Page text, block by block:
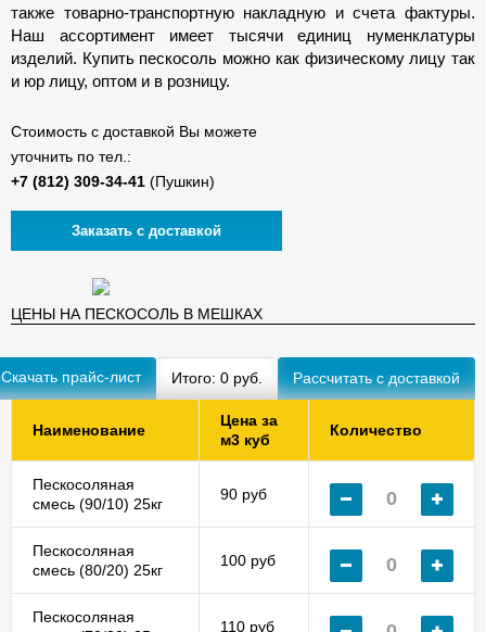
также товарно-транспортную накладную и счета фактуры.
Наш ассортимент имеет тысячи единиц нуменклатуры
изделий. Купить пескосоль можно как физическому лицу так
и юр лицу, оптом и в розницу.
Стоимость с доставкой Вы можете
уточнить по тел.:
(Пушкин)
Заказать с доставкой
ЦЕНЫ НА ПЕСКОСОЛЬ В МЕШКАХ
Скачать прайс-лист Итого: 0 руб.
Наименование
Цена за
м3 куб
Количество
Пескосоляная
смесь (90/10) 25кг
90 руб
Пескосоляная
смесь (80/20) 25кг
100 руб
Пескосоляная
110 руб